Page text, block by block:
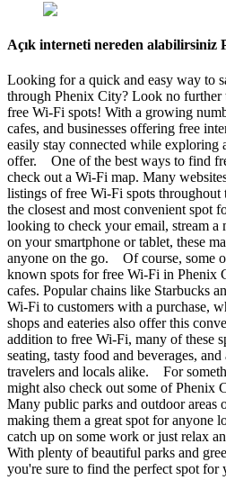
Açık interneti nereden alabilirsiniz
Looking for a quick and easy way to
through Phenix City? Look no further
free Wi-Fi spots! With a growing
cafes, and businesses offering free
easily stay connected while exploring
offer. One of the best ways to find
check out a Wi-Fi map. Many
listings of free Wi-Fi spots
the closest and most convenient spot
looking to check your email, stream a
on your smartphone or tablet, these
anyone on the go. Of course, some
known spots for free Wi-Fi in Phenix
cafes. Popular chains like Starbucks
Wi-Fi to customers with a purchase,
shops and eateries also offer this
addition to free Wi-Fi, many of these
seating, tasty food and beverages,
travelers and locals alike. For
might also check out some of Phenix
Many public parks and outdoor areas
making them a great spot for anyone
catch up on some work or just relax
With plenty of beautiful parks and
you're sure to find the perfect spot